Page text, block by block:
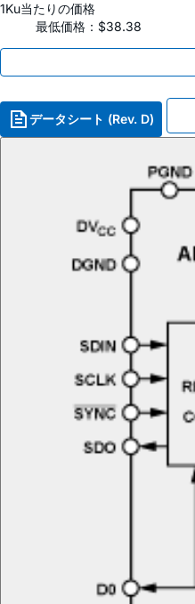
1Ku当たりの価格
最低価格：$38.38
データシート (Rev. D)